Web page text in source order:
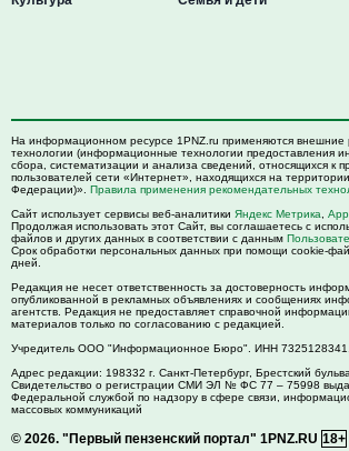
На информационном ресурсе 1PNZ.ru применяются внешние
технологии (информационные технологии предоставления
сбора, систематизации и анализа сведений, относящихся к
пользователей сети «Интернет», находящихся на
Федерации)». Правила применения рекомендательных
Сайт использует сервисы веб-аналитики Яндекс Метрика
Продолжая использовать этот Сайт, вы соглашаетесь с
файлов и других данных в соответствии с данным
Срок обработки персональных данных при помощи cookie-
дней.
Редакция не несет ответственность за достоверность
опубликованной в рекламных объявлениях и сообщениях
агентств. Редакция не предоставляет справочной
материалов только по согласованию с редакцией.
Учредитель ООО "Информационное Бюро". ИНН
Адрес редакции: 198332 г. Санкт-Петербург, Брестский
Свидетельство о регистрации СМИ ЭЛ № ФС 77 – 75998
Федеральной службой по надзору в сфере связи,
массовых коммуникаций
© 2026. "Первый пензенский портал" 1PNZ.RU 18+